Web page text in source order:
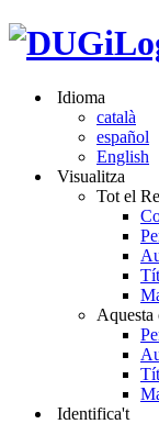
Idioma
català
español
English
Visualitza
Tot el
Aquesta
Identifica't